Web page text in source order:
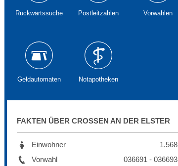
Rückwärtssuche Postleitzahlen Vorwahlen
Geldautomaten Notapotheken
FAKTEN ÜBER CROSSEN AN DER ELSTER
Einwohner
1.568
Vorwahl
036691 - 036693